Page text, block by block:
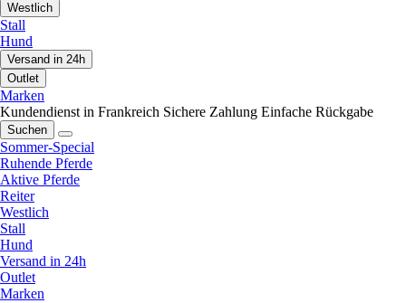
Westlich
Stall
Hund
Versand in 24h
Outlet
Marken
Kundendienst in Frankreich Sichere Zahlung Einfache Rückgabe
Suchen
Sommer-Special
Ruhende Pferde
Aktive Pferde
Reiter
Westlich
Stall
Hund
Versand in 24h
Outlet
Marken